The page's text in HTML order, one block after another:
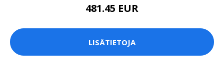
481.45 EUR
LISÄTIETOJA